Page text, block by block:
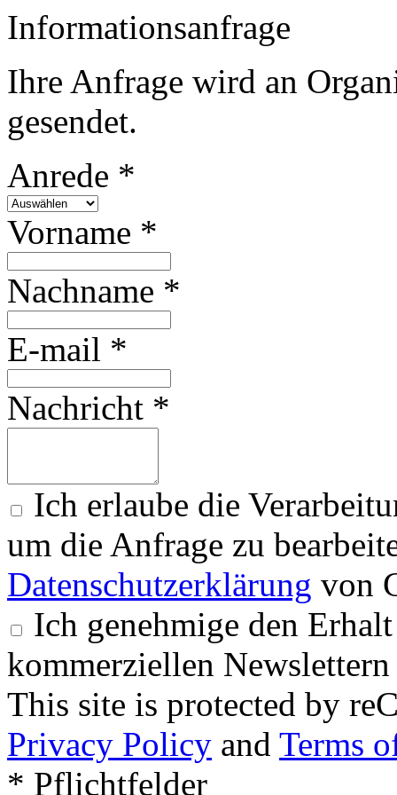
Informationsanfrage
Ihre Anfrage wird an
gesendet.
Anrede *
Vorname *
Nachname *
E-mail *
Nachricht *
Ich erlaube die
um die Anfrage zu
Datenschutzerklärung von
Ich genehmige den
kommerziellen
This site is protected by
Privacy Policy and Terms
* Pflichtfelder